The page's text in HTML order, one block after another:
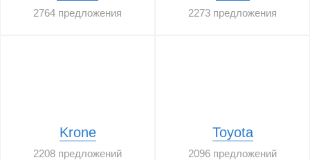
2764 предложения 2273 предложения
Krone
2208 предложений
Toyota
2096 предложений